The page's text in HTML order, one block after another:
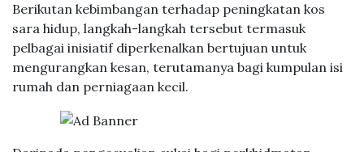
Berikutan kebimbangan terhadap peningkatan kos
sara hidup, langkah-langkah tersebut termasuk
pelbagai inisiatif diperkenalkan bertujuan untuk
mengurangkan kesan, terutamanya bagi kumpulan isi
rumah dan perniagaan kecil.